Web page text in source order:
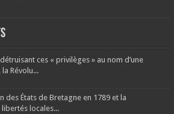
ces « privilèges » au nom d’une
Révolu...
des États de Bretagne en 1789 et la
locales...